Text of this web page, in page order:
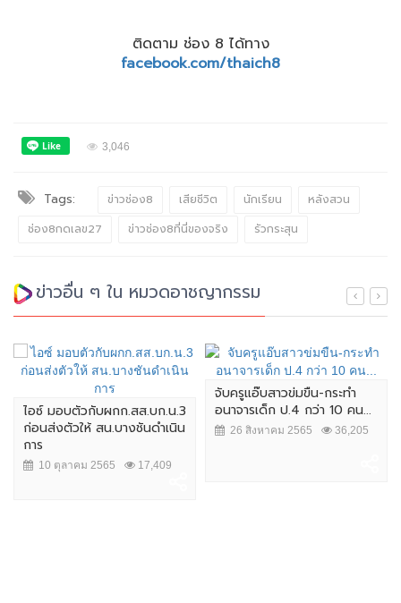
ติดตาม ช่อง 8 ได้ทาง
facebook.com/thaich8
3,046
Tags: ข่าวช่อง8 เสียชีวิต นักเรียน
หลังสวน
ช่อง8กดเลข27
ข่าวช่อง8ที่นี่ของจริง รัวกระสุน
ข่าวอื่น ๆ ใน หมวดอาชญากรรม
ไอซ์ มอบตัวกับผกก.สส.บก.น.3
ก่อนส่งตัวให้ สน.บางชันดำเนิน
การ
10 ตุลาคม 2565 17,409
จับครูแอ๊บสาวข่มขืน-กระทำ
อนาจารเด็ก ป.4 กว่า 10 คน...
26 สิงหาคม 2565 36,205